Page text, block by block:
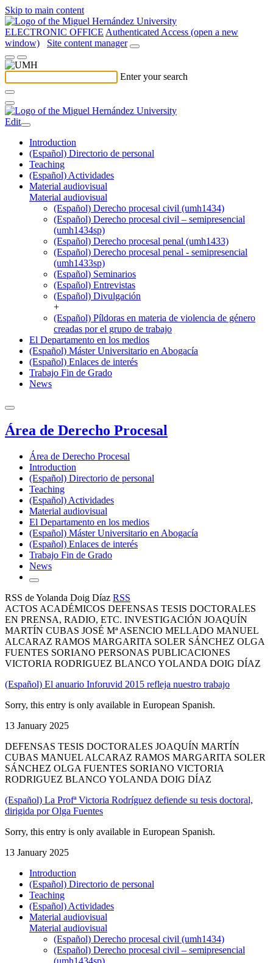
Skip to main content
ELECTRONIC OFFICE Authenticated Access (open a new
window)
Site content manager
Enter your search
Edit
Introduction
(Español) Directorio de personal
Teaching
(Español) Actividades
Material audiovisual
Material audiovisual
(Español) Derecho procesal civil (umh1434)
(Español) Derecho procesal civil – semipresencial
(umh1434sp)
(Español) Derecho procesal penal (umh1433)
(Español) Derecho procesal penal - semipresencial
(umh1433sp)
(Español) Seminarios
(Español) Entrevistas
(Español) Divulgación
+
(Español) Píldoras en materia de violencia de género
creadas por el grupo de trabajo
El Departamento en los medios
(Español) Máster Universitario en Abogacía
(Español) Enlaces de interés
Trabajo Fin de Grado
News
Área de Derecho Procesal
Área de Derecho Procesal
Introduction
(Español) Directorio de personal
Teaching
(Español) Actividades
Material audiovisual
El Departamento en los medios
(Español) Máster Universitario en Abogacía
(Español) Enlaces de interés
Trabajo Fin de Grado
News
RSS de Yolanda Doig Díaz RSS
ACTOS ACADÉMICOS DEFENSAS TESIS DOCTORALES
EN PRENSA, RADIO, ETC. INVESTIGACIÓN JOAQUÍN
MARTÍN CUBAS JOSÉ Mª ASENCIO MELLADO MANUEL
ALCARAZ RAMOS MARGARITA SOLER SÁNCHEZ OLGA
FUENTES SORIANO PERSONAS PUBLICACIONES
VICTORIA RODRIGUEZ BLANCO YOLANDA DOIG DÍAZ
(Español) El anuario Inforuvid 2015 refleja nuestro trabajo
Sorry, this entry is only available in European Spanish.
13 January 2025
DEFENSAS TESIS DOCTORALES JOAQUÍN MARTÍN
CUBAS MANUEL ALCARAZ RAMOS MARGARITA SOLER
SÁNCHEZ OLGA FUENTES SORIANO VICTORIA
RODRIGUEZ BLANCO YOLANDA DOIG DÍAZ
(Español) La Profª Victoria Rodríguez defiende su tesis doctoral,
dirigida por Olga Fuentes
Sorry, this entry is only available in European Spanish.
13 January 2025
Introduction
(Español) Directorio de personal
Teaching
(Español) Actividades
Material audiovisual
Material audiovisual
(Español) Derecho procesal civil (umh1434)
(Español) Derecho procesal civil – semipresencial
(umh1434sp)